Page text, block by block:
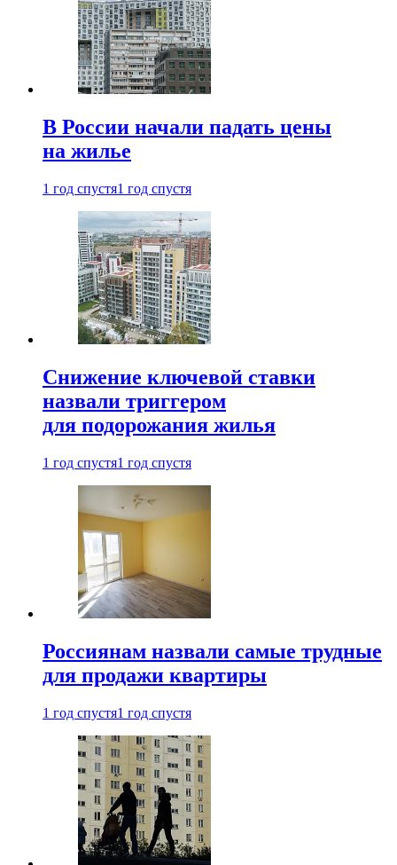
В России начали падать цены
на жилье
1 год спустя1 год спустя
Снижение ключевой ставки
назвали триггером
для подорожания жилья
1 год спустя1 год спустя
Россиянам назвали самые трудные
для продажи квартиры
1 год спустя1 год спустя